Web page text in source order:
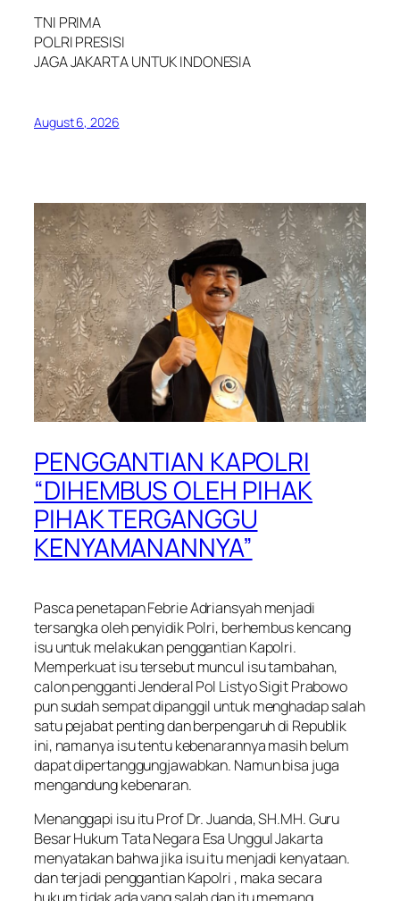
TNI PRIMA
POLRI PRESISI
JAGA JAKARTA UNTUK INDONESIA
August 6, 2026
PENGGANTIAN KAPOLRI
“DIHEMBUS OLEH PIHAK
PIHAK TERGANGGU
KENYAMANANNYA”
Pasca penetapan Febrie Adriansyah menjadi
tersangka oleh penyidik Polri, berhembus kencang
isu untuk melakukan penggantian Kapolri.
Memperkuat isu tersebut muncul isu tambahan,
calon pengganti Jenderal Pol Listyo Sigit Prabowo
pun sudah sempat dipanggil untuk menghadap salah
satu pejabat penting dan berpengaruh di Republik
ini, namanya isu tentu kebenarannya masih belum
dapat dipertanggungjawabkan. Namun bisa juga
mengandung kebenaran.
Menanggapi isu itu Prof Dr. Juanda, SH.MH. Guru
Besar Hukum Tata Negara Esa Unggul Jakarta
menyatakan bahwa jika isu itu menjadi kenyataan.
dan terjadi penggantian Kapolri , maka secara